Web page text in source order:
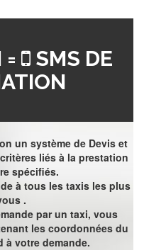
SMS DE
un système de Devis et
liés à la prestation
spécifiés.
à tous les taxis les plus
.
par un taxi, vous
les coordonnées du
votre demande.